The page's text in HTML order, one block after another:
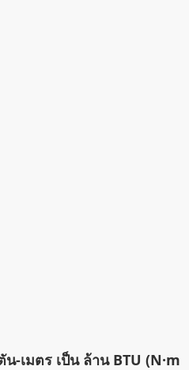
-เมตร เป็น ล้าน BTU (N·m